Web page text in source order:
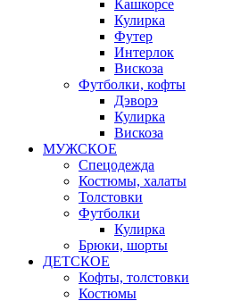
Кашкорсе
Кулирка
Футер
Интерлок
Вискоза
Футболки, кофты
Дэворэ
Кулирка
Вискоза
МУЖСКОЕ
Спецодежда
Костюмы, халаты
Толстовки
Футболки
Кулирка
Брюки, шорты
ДЕТСКОЕ
Кофты, толстовки
Костюмы